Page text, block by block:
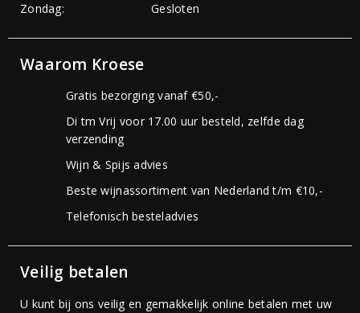
Zondag:
Gesloten
Waarom Kroese
Gratis bezorging vanaf €50,-
Di tm Vrij voor 17.00 uur besteld, zelfde dag
verzending
Wijn & Spijs advies
Beste wijnassortiment van Nederland t/m €10,-
Telefonisch besteladvies
Veilig betalen
U kunt bij ons veilig en gemakkelijk online betalen met uw